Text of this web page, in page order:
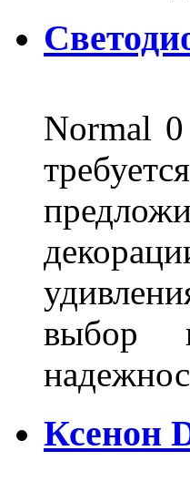
Normal
выбор
Ксенон